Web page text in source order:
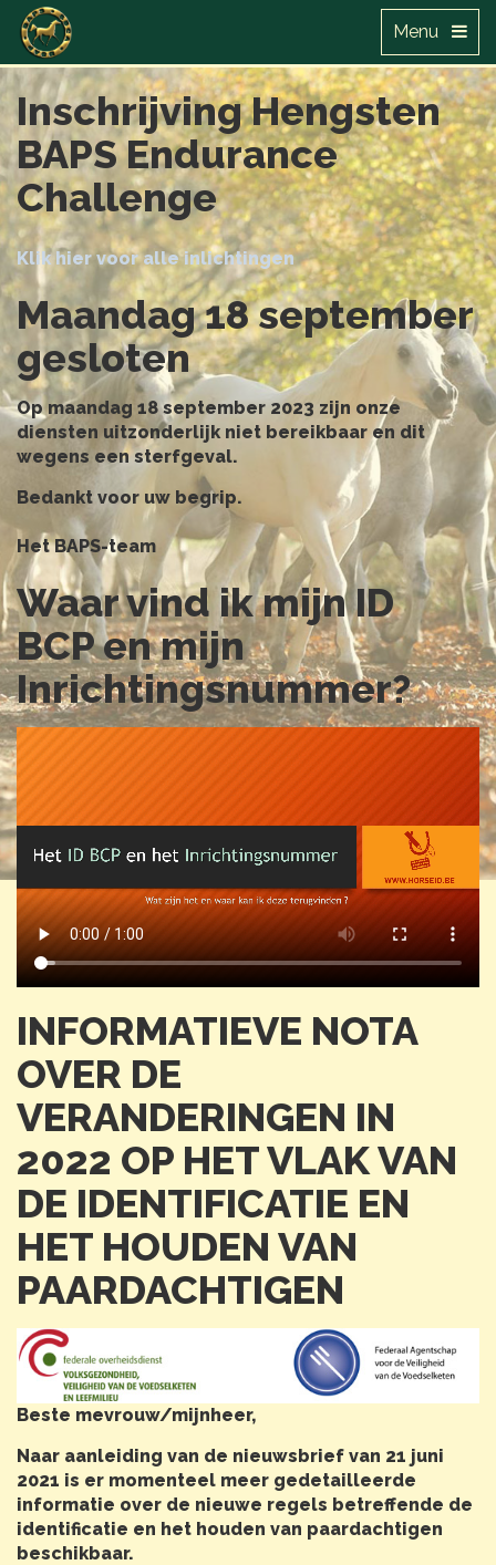
Menu
Inschrijving Hengsten
BAPS Endurance
Challenge
Klik hier voor alle inlichtingen
Maandag 18 september
gesloten
Op maandag 18 september 2023 zijn onze
diensten uitzonderlijk niet bereikbaar en dit
wegens een sterfgeval.
Bedankt voor uw begrip.
Het BAPS-team
Waar vind ik mijn ID
BCP en mijn
Inrichtingsnummer?
INFORMATIEVE NOTA
OVER DE
VERANDERINGEN IN
2022 OP HET VLAK VAN
DE IDENTIFICATIE EN
HET HOUDEN VAN
PAARDACHTIGEN
Beste mevrouw/mijnheer,
Naar aanleiding van de nieuwsbrief van 21 juni
2021 is er momenteel meer gedetailleerde
informatie over de nieuwe regels betreffende de
identificatie en het houden van paardachtigen
beschikbaar.